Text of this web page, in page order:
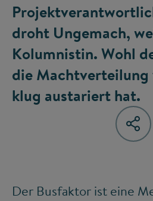
droht Ungemach,
Kolumnistin. Wohl
die Machtverteilung
klug austariert hat.
Der Busfaktor ist eine